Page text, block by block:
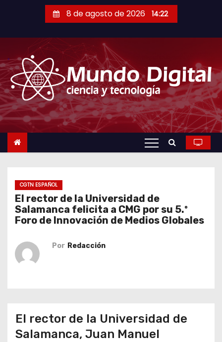
a
r
a
l
c
o
8 de agosto de 2026 14:22
CGTN ESPAÑOL
El rector de la Universidad de
Salamanca felicita a CMG por su 5.º
Foro de Innovación de Medios Globales
Por Redacción
El rector de la Universidad de
Salamanca, Juan Manuel